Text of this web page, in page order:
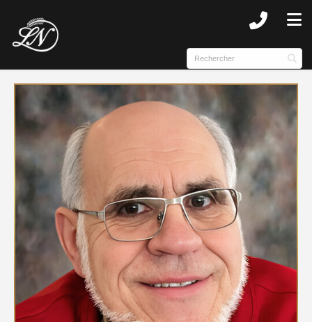
(NOTRE HISTOIRE )
(COMPLEXE )